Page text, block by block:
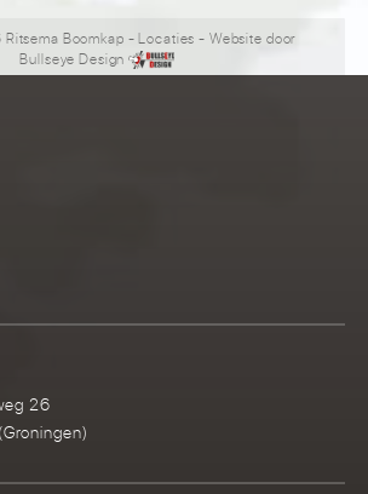
Boomkap -Locaties - Website door
Bullseye Design
26